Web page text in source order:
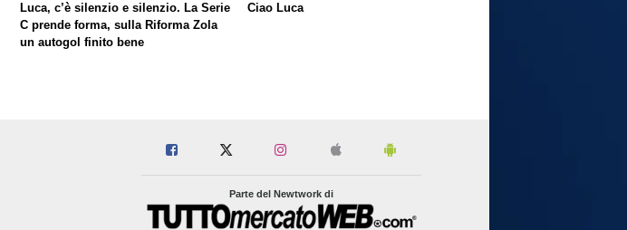
Luca, c’è silenzio e silenzio. La Serie
C prende forma, sulla Riforma Zola
un autogol finito bene
Ciao Luca
Parte del Newtwork di